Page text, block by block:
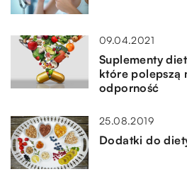
09.04.2021
Suplementy
które polepszą
odporność
25.08.2019
Dodatki do